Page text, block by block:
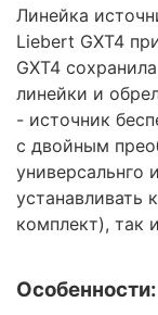
Линейка
Liebert GXT4
GXT4
линейки и
- источник
с двойным
универсальнго
устанавливать
комплект), так
Особенности: